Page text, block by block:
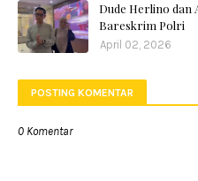
Dude Herlino dan
Bareskrim Polri
April 02, 2026
POSTING KOMENTAR
0 Komentar